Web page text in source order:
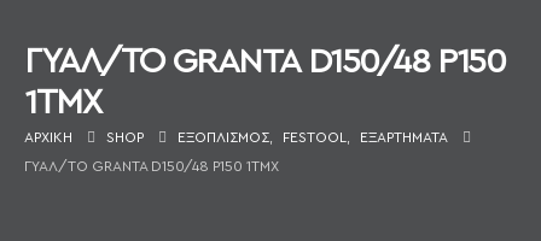
ΓΥΑΛ/ΤΟ GRANTA D150/48 P150
1ΤΜΧ
ΑΡΧΙΚΉ SHOP ΕΞΟΠΛΙΣΜΌΣ, FESTOOL,
ΕΞΑΡΤΉΜΑΤΑ
ΓΥΑΛ/ΤΟ GRANTA D150/48 P150 1ΤΜΧ